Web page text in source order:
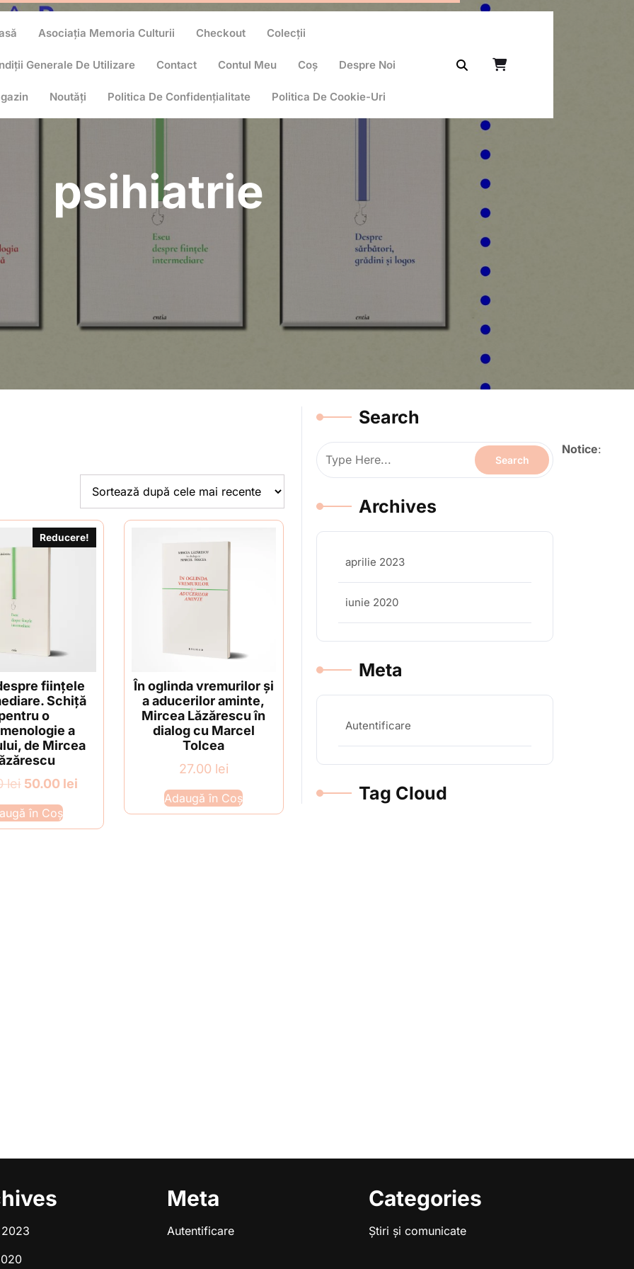
Asociația Memoria Culturii Checkout Colecții
Generale De Utilizare Contact Contul Meu Coș Despre Noi
Noutăți Politica De Confidențialitate Politica De Cookie-Uri
psihiatrie
Reducere!
ființele
Schiță
o
a
de Mircea
lei Prețul
inițial
a
50.00 lei
este:
în Coș
În oglinda vremurilor și
a aducerilor aminte,
Mircea Lăzărescu în
dialog cu Marcel
Tolcea
27.00 lei
Adaugă în Coș
Search
Archives
aprilie 2023
iunie 2020
Meta
Autentificare
Tag Cloud
Meta
Autentificare
Categories
Știri și comunicate
Notice: